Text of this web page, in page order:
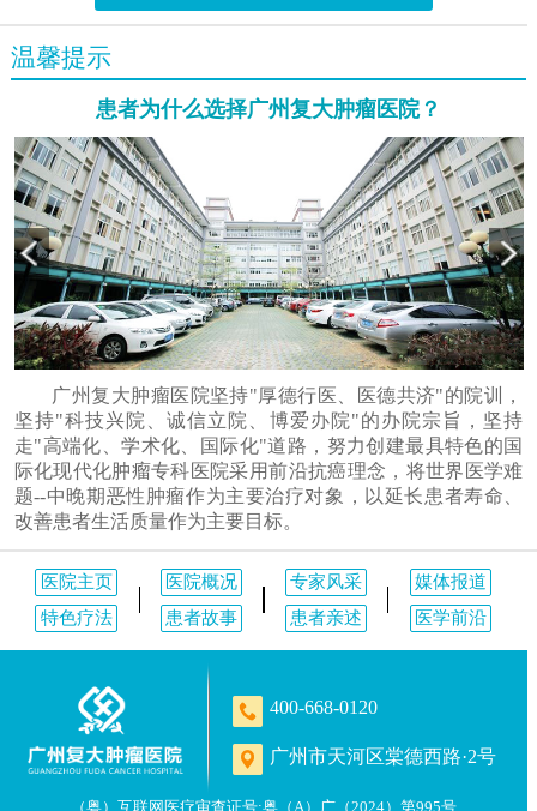
温馨提示
患者为什么选择广州复大肿瘤医院？
广州复大肿瘤医院坚持"厚德行医、医德共济"的院训，
坚持"科技兴院、诚信立院、博爱办院"的办院宗旨，坚持
走"高端化、学术化、国际化"道路，努力创建最具特色的国
际化现代化肿瘤专科医院采用前沿抗癌理念，将世界医学难
题--中晚期恶性肿瘤作为主要治疗对象，以延长患者寿命、
改善患者生活质量作为主要目标。
医院主页 医院概况 专家风采
媒体报道
特色疗法
患者故事 患者亲述 医学前沿
400-668-0120
广州市天河区棠德西路·2号
（粤）互联网医疗审查证号:粤（A）广（2024）第995号